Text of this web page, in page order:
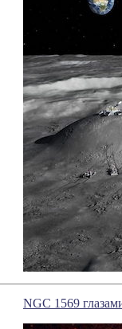
NGC 1569